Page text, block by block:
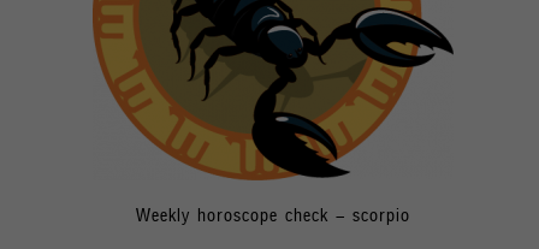
Weekly horoscope check – scorpio